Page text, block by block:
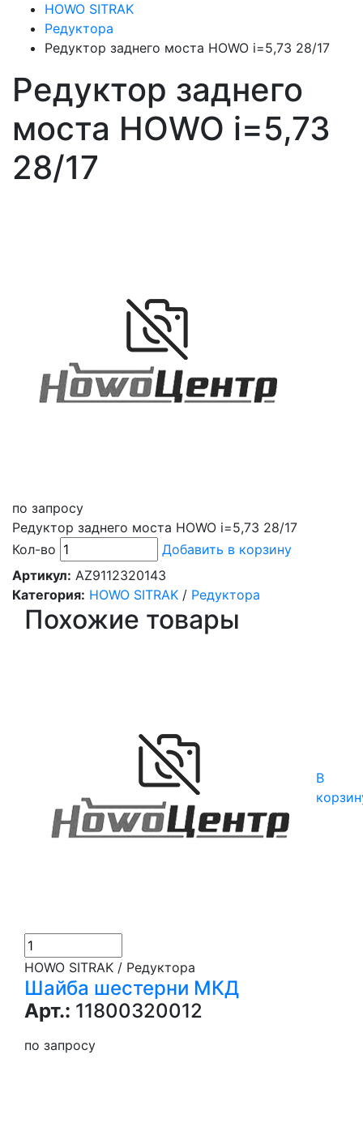
HOWO SITRAK
Редуктора
Редуктор заднего моста HOWO i=5,73 28/17
Редуктор заднего
моста HOWO i=5,73
28/17
по запросу
Редуктор заднего моста HOWO i=5,73 28/17
Кол-во
Добавить в корзину
Артикул: AZ9112320143
Категория: HOWO SITRAK / Редуктора
Похожие товары
В
HOWO SITRAK / Редуктора
Шайба шестерни МКД
Арт.: 11800320012
по запросу